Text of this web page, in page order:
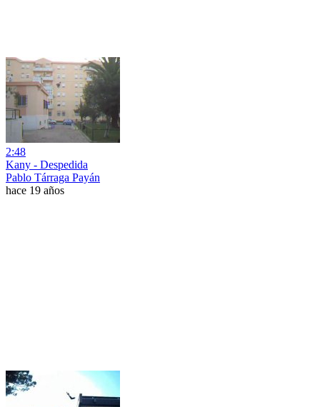
2:48
Kany - Despedida
Pablo Tárraga Payán
hace 19 años